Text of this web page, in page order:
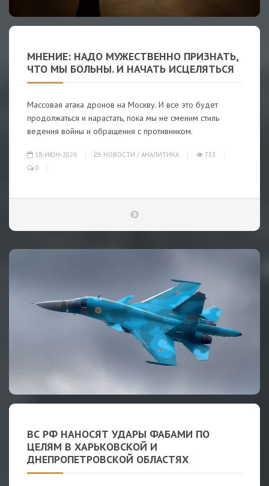
МНЕНИЕ: НАДО МУЖЕСТВЕННО ПРИЗНАТЬ,
ЧТО МЫ БОЛЬНЫ. И НАЧАТЬ ИСЦЕЛЯТЬСЯ
Массовая атака дронов на Москву. И все это будет
продолжаться и нарастать, пока мы не сменим стиль
ведения войны и обращения с противником.
18-ИЮН-2026 НОВОСТИ / АНАЛИТИКА
753
0
ВС РФ НАНОСЯТ УДАРЫ ФАБАМИ ПО
ЦЕЛЯМ В ХАРЬКОВСКОЙ И
ДНЕПРОПЕТРОВСКОЙ ОБЛАСТЯХ